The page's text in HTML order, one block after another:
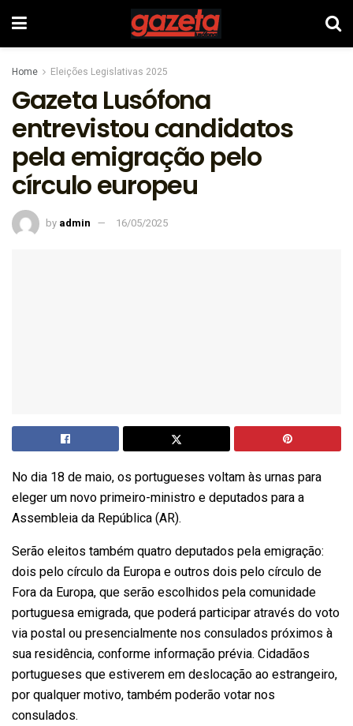
Home Eleições Legislativas 2025
Gazeta Lusófona
entrevistou candidatos
pela emigração pelo
círculo europeu
by admin 16/05/2025
No dia 18 de maio, os portugueses voltam às urnas para
eleger um novo primeiro-ministro e deputados para a
Assembleia da República (AR).
Serão eleitos também quatro deputados pela emigração:
dois pelo círculo da Europa e outros dois pelo círculo de
Fora da Europa, que serão escolhidos pela comunidade
portuguesa emigrada, que poderá participar através do voto
via postal ou presencialmente nos consulados próximos à
sua residência, conforme informação prévia. Cidadãos
portugueses que estiverem em deslocação ao estrangeiro,
por qualquer motivo, também poderão votar nos
consulados.